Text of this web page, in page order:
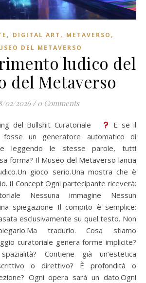
, DIGITAL ART , METAVERSO ,
DEL METAVERSO
ludico del
del Metaverso
02/2026 / 0 Comments
del Bullshit Curatoriale
E se il
un generatore automatico di
leggendo le stesse parole, tutti
forma? Il Museo del Metaverso lancia
gioco serio.Una mostra che è
Il Concept Ogni partecipante riceverà:
Nessuna immagine Nessun
spiegazione Il compito è semplice:
esclusivamente su quel testo. Non
tradurlo. Cosa stiamo
curatoriale genera forme implicite?
Contiene già un’estetica
o direttivo? È profondità o
Ogni opera sarà un dato.Ogni